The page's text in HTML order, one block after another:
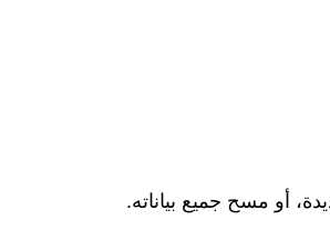
أو مسح جميع بياناته.